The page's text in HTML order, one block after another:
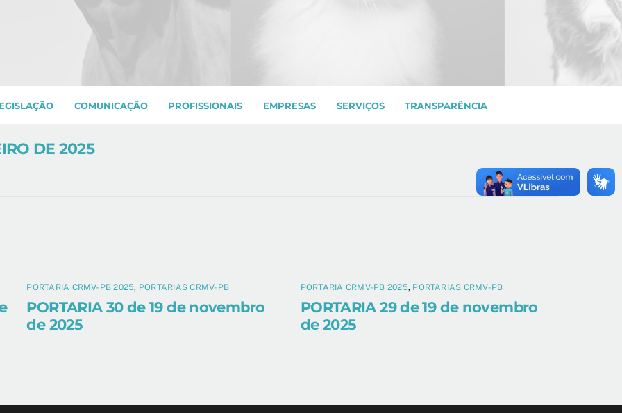
COMUNICAÇÃO PROFISSIONAIS EMPRESAS SERVIÇOS TRANSPARÊNCIA
DE 2025
PORTARIA CRMV-PB 2025, PORTARIAS CRMV-PB
PORTARIA 30 de 19 de novembro
de 2025
PORTARIA CRMV-PB 2025, PORTARIAS CRMV-PB
PORTARIA 29 de 19 de novembro
de 2025